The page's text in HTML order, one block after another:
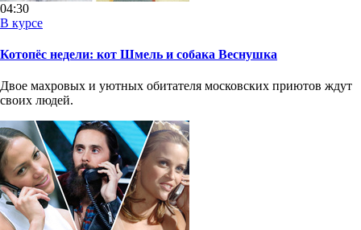
04:30
В курсе
Котопёс недели: кот Шмель и собака Веснушка
Двое махровых и уютных обитателя московских приютов ждут
своих людей.